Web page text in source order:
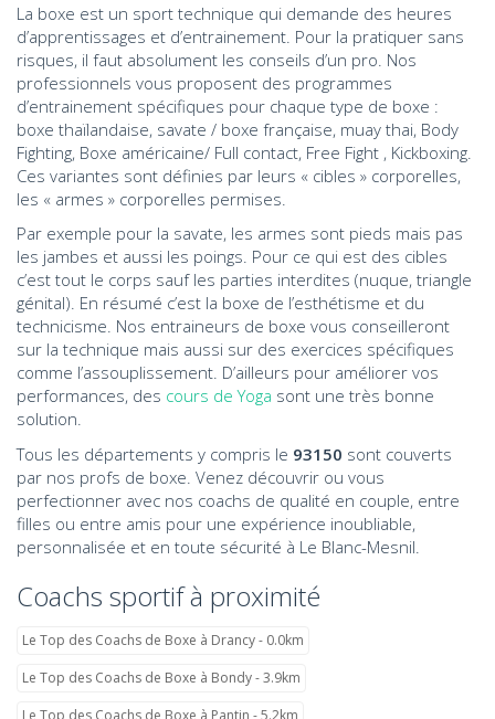
La boxe est un sport technique qui demande des heures
d’apprentissages et d’entrainement. Pour la pratiquer sans
risques, il faut absolument les conseils d’un pro. Nos
professionnels vous proposent des programmes
d’entrainement spécifiques pour chaque type de boxe :
boxe thaïlandaise, savate / boxe française, muay thai, Body
Fighting, Boxe américaine/ Full contact, Free Fight , Kickboxing.
Ces variantes sont définies par leurs « cibles » corporelles,
les « armes » corporelles permises.
Par exemple pour la savate, les armes sont pieds mais pas
les jambes et aussi les poings. Pour ce qui est des cibles
c’est tout le corps sauf les parties interdites (nuque, triangle
génital). En résumé c’est la boxe de l’esthétisme et du
technicisme. Nos entraineurs de boxe vous conseilleront
sur la technique mais aussi sur des exercices spécifiques
comme l’assouplissement. D’ailleurs pour améliorer vos
performances, des cours de Yoga sont une très bonne
solution.
Tous les départements y compris le 93150 sont couverts
par nos profs de boxe. Venez découvrir ou vous
perfectionner avec nos coachs de qualité en couple, entre
filles ou entre amis pour une expérience inoubliable,
personnalisée et en toute sécurité à Le Blanc-Mesnil.
Coachs sportif à proximité
Le Top des Coachs de Boxe à Drancy - 0.0km
Le Top des Coachs de Boxe à Bondy - 3.9km
Le Top des Coachs de Boxe à Pantin - 5.2km